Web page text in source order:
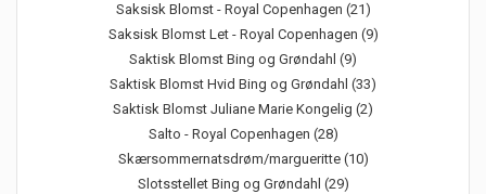
Saksisk Blomst - Royal Copenhagen (21)
Saksisk Blomst Let - Royal Copenhagen (9)
Saktisk Blomst Bing og Grøndahl (9)
Saktisk Blomst Hvid Bing og Grøndahl (33)
Saktisk Blomst Juliane Marie Kongelig (2)
Salto - Royal Copenhagen (28)
Skærsommernatsdrøm/margueritte (10)
Slotsstellet Bing og Grøndahl (29)